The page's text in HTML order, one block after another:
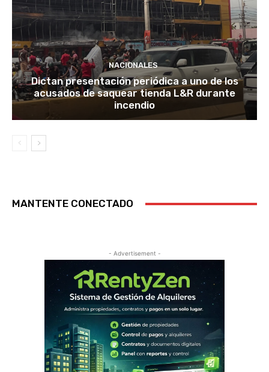
NACIONALES
Dictan presentación periódica a uno de los
acusados de saquear tienda L&R durante
incendio
MANTENTE CONECTADO
- Advertisement -